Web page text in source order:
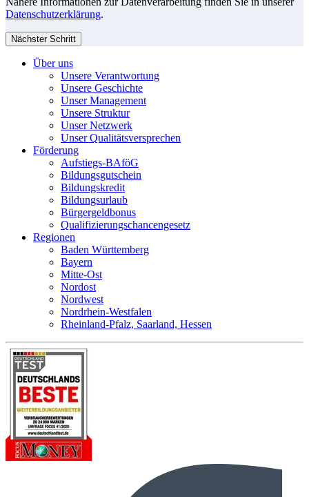
Datenschutzerklärung.
Nächster Schritt
Über uns
Unsere Verantwortung
Unsere Geschichte
Unser Management
Unsere Struktur
Unser Netzwerk
Unser Qualitätsversprechen
Förderung
Aufstiegs-BAföG
Bildungsgutschein
Bildungskredit
Bildungsurlaub
Bürgergeldbonus
Qualifizierungschancengesetz
Regionen
Baden Württemberg
Bayern
Mitte-Ost
Nordost
Nordwest
Nordrhein-Westfalen
Rheinland-Pfalz, Saarland, Hessen